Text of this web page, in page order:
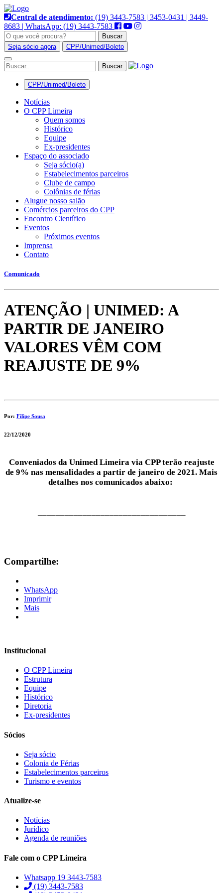
Pular
para
o
conteúdo
Central de atendimento: (19) 3443-7583 | 3453-0431 | 3449-
8683 | WhatsApp: (19) 3443-7583
Buscar
Seja sócio agora
CPP/Unimed/Boleto
Alternar
navegação
CPP/Unimed/Boleto
Notícias
O CPP Limeira
Quem somos
Histórico
Equipe
Ex-presidentes
Espaço do associado
Seja sócio(a)
Estabelecimentos parceiros
Clube de campo
Colônias de férias
Alugue nosso salão
Comércios parceiros do CPP
Encontro Científico
Eventos
Próximos eventos
Imprensa
Contato
Comunicado
ATENÇÃO | UNIMED: A
PARTIR DE JANEIRO
VALORES VÊM COM
REAJUSTE DE 9%
Por: Filipe Sousa
22/12/2020
Conveniados da Unimed Limeira via CPP terão reajuste
de 9% nas mensalidades a partir de janeiro de 2021. Mais
detalhes nos comunicados abaixo:
Compartilhe:
WhatsApp
Imprimir
Mais
Institucional
O CPP Limeira
Estrutura
Equipe
Histórico
Diretoria
Ex-presidentes
Sócios
Seja sócio
Colonia de Férias
Estabelecimentos parceiros
Turismo e eventos
Atualize-se
Notícias
Jurídico
Agenda de reuniões
Fale com o CPP Limeira
Whatsapp 19 3443-7583
(19) 3443-7583